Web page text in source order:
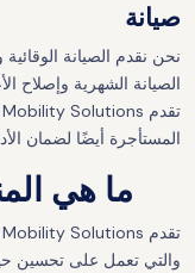
صيانة
نحن نقدم الصيانة
الصيانة الشهرية وإصلاح
المستأجرة أيضًا لضمان
ما هي
والتي تعمل على تحسين